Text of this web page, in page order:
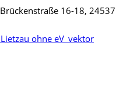
Brückenstraße 16-18, 24537